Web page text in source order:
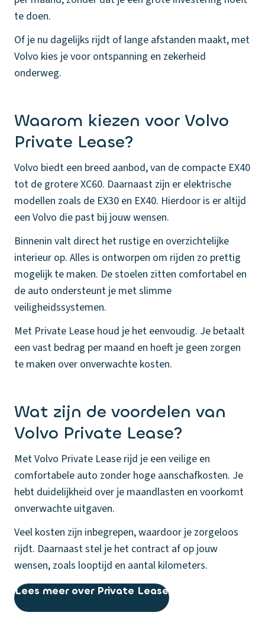
te doen.
Of je nu dagelijks rijdt of lange afstanden maakt, met
Volvo kies je voor ontspanning en zekerheid
onderweg.
Waarom kiezen voor Volvo
Private Lease?
Volvo biedt een breed aanbod, van de compacte EX40
tot de grotere XC60. Daarnaast zijn er elektrische
modellen zoals de EX30 en EX40. Hierdoor is er altijd
een Volvo die past bij jouw wensen.
Binnenin valt direct het rustige en overzichtelijke
interieur op. Alles is ontworpen om rijden zo prettig
mogelijk te maken. De stoelen zitten comfortabel en
de auto ondersteunt je met slimme
veiligheidssystemen.
Met Private Lease houd je het eenvoudig. Je betaalt
een vast bedrag per maand en hoeft je geen zorgen
te maken over onverwachte kosten.
Wat zijn de voordelen van
Volvo Private Lease?
Met Volvo Private Lease rijd je een veilige en
comfortabele auto zonder hoge aanschafkosten. Je
hebt duidelijkheid over je maandlasten en voorkomt
onverwachte uitgaven.
Veel kosten zijn inbegrepen, waardoor je zorgeloos
rijdt. Daarnaast stel je het contract af op jouw
wensen, zoals looptijd en aantal kilometers.
Lees meer over Private Lease